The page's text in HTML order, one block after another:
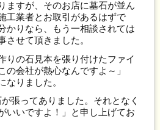
ますが、そのお店に墓石が並ん
工業者とお取引があるはずで
かりなら、もう一相談されては
させて頂きました。
りの石見本を張り付けたファイ
の会社が熱心なんですよ～」
なりました。
張ってありました。それとなく
いいですよ！」と申し上げてお